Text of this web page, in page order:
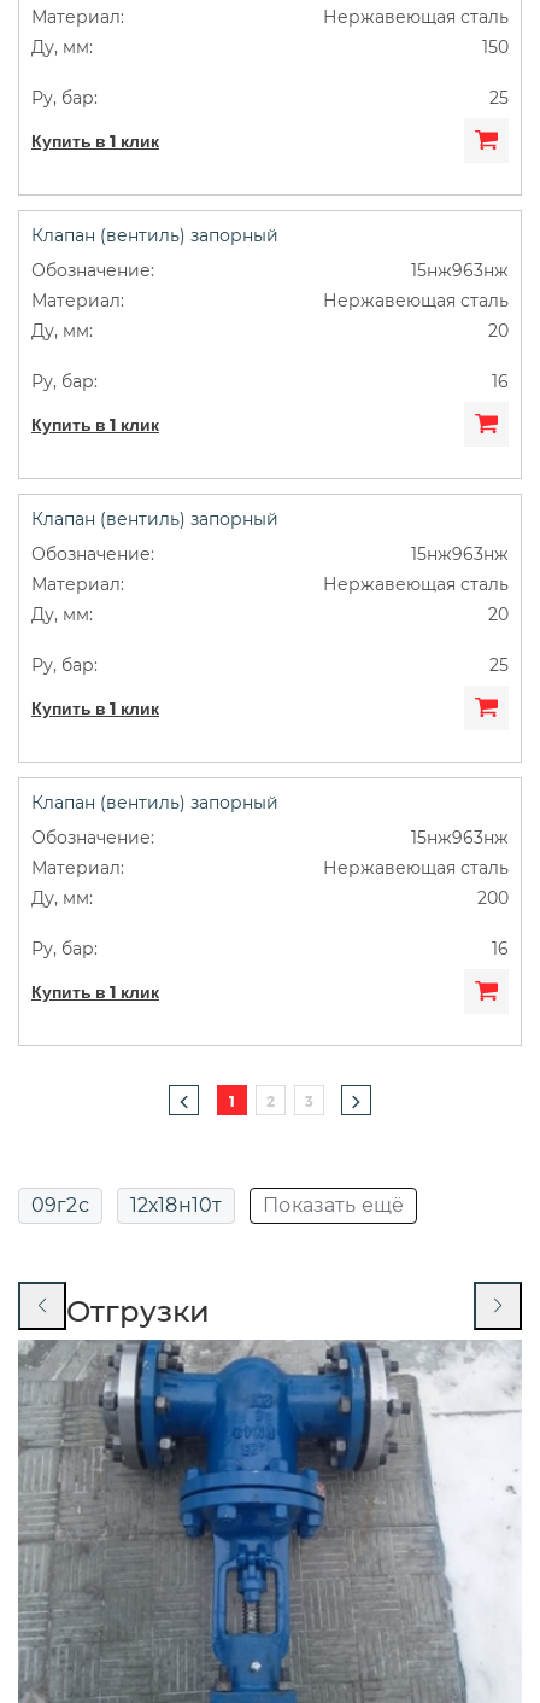
Нержавеющая сталь
150
25
Купить в 1 клик
Клапан (вентиль) запорный
15нж963нж
Нержавеющая сталь
20
16
Купить в 1 клик
Клапан (вентиль) запорный
15нж963нж
Нержавеющая сталь
20
25
Купить в 1 клик
Клапан (вентиль) запорный
15нж963нж
Нержавеющая сталь
200
16
Купить в 1 клик
1 2 3
09г2с 12х18н10т Показать ещё
14нж19п 14нж19ст
15кч16нж ду32 15кч16нж ду32 ру25
15кч16п 15кч16п ду50
15кч16п фланцевый 15кч16п1
15кч16п1 ду32 15кч16п1 ду32 ру25
15кч16п1 ду50 15кч16п1 ду50 ру25
15кч18п 15кч18п ду 20 15кч18п ду 50
15кч18п ду15 15кч18п ду15
Отгрузки